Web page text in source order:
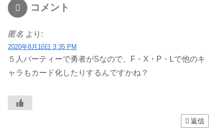
コメント
匿名 より:
2020年8月10日 3:35 PM
５人パーティーで勇者がSなので、F・X・P・Lで他のキ
ャラもカード化したりするんですかね？
返信